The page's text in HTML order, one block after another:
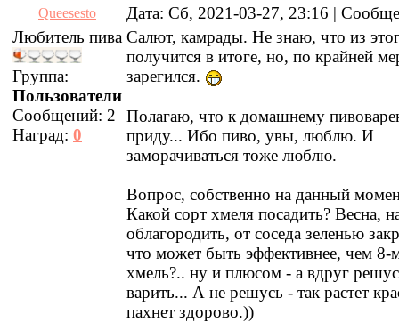
Queesesto
Дата: Сб, 2021-03-27, 23:16 |
Любитель пива
Группа:
Пользователи
Сообщений: 2
Наград: 0
Салют, камрады. Не знаю, что из
получится в итоге, но, по крайней
зарегился.
Полагаю, что к домашнему
приду... Ибо пиво, увы, люблю. И
заморачиваться тоже люблю.
Вопрос, собственно на данный
Какой сорт хмеля посадить? Весна,
облагородить, от соседа зеленью
что может быть эффективнее, чем 8-
хмель?.. ну и плюсом - а вдруг
варить... А не решусь - так растет
пахнет здорово.))